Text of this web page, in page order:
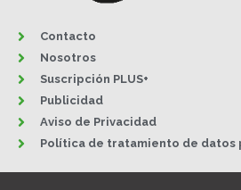
Contacto
Nosotros
Suscripción PLUS+
Publicidad
Aviso de Privacidad
Política de tratamiento de datos